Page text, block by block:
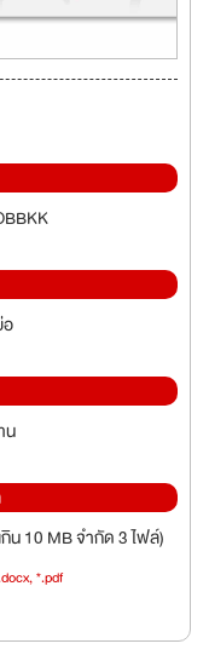
น
น 10 MB จำกัด 3 ไฟล์)
*.pdf